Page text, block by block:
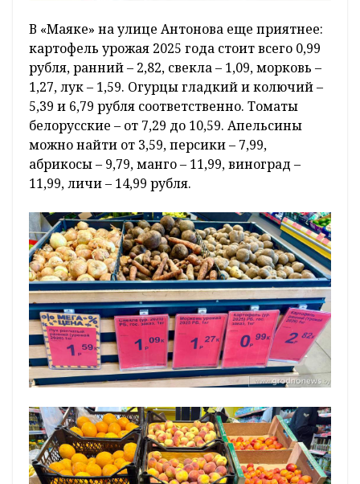
В «Маяке» на улице Антонова еще приятнее:
картофель урожая 2025 года стоит всего 0,99
рубля, ранний – 2,82, свекла – 1,09, морковь –
1,27, лук – 1,59. Огурцы гладкий и колючий –
5,39 и 6,79 рубля соответственно. Томаты
белорусские – от 7,29 до 10,59. Апельсины
можно найти от 3,59, персики – 7,99,
абрикосы – 9,79, манго – 11,99, виноград –
11,99, личи – 14,99 рубля.